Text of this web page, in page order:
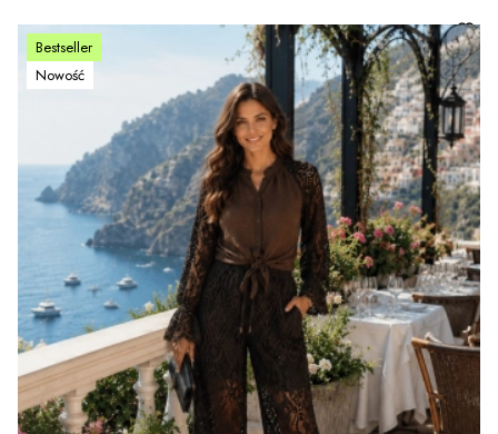
Bestseller
Nowość